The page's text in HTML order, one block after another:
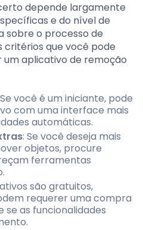
depende largamente
e do nível de
sobre o processo de
critérios que você pode
aplicativo de remoção
você é um iniciante, pode
com uma interface mais
automáticas.
: Se você deseja mais
objetos, procure
ferramentas
são gratuitos,
requerer uma compra
se as funcionalidades